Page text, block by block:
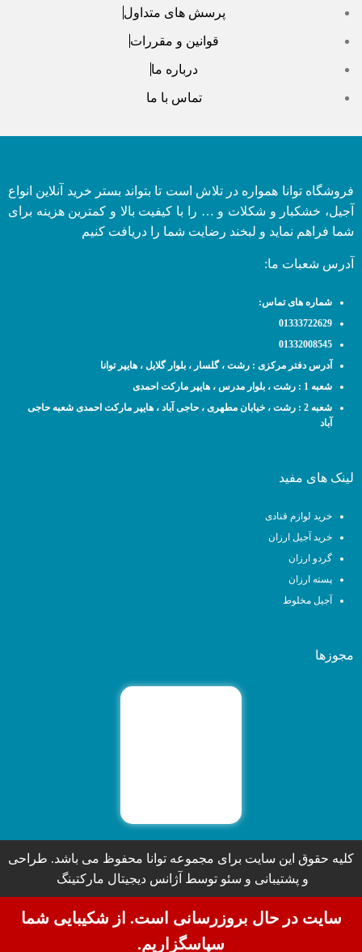
پرسش های متداول
قوانین و مقررات
درباره ما
تماس با ما
فروشگاه توانا همواره در تلاش است تا بتواند بستر خرید آنلاین انواع
آجیل، خشکبار و شکلات و … را با کیفیت بالا و کمترین هزینه برای
شما فراهم نماید و لبخند رضایت شما را دریافت کنیم
آدرس شعبات ما:
شماره های تماس:
01333722629
01332008545
آدرس دفتر مرکزی : رشت ، گلسار ، بلوار گلایل ، هایپر توانا
شعبه 1 : رشت ، بلوار مدرس ، هایپر مارکت احمدی
شعبه 2 : رشت ، خیابان مطهری ، حاجی آباد ، هایپر مارکت احمدی شعبه حاجی
آباد
لینک های مفید
خرید لوازم قنادی
خرید آجیل ارزان
گردو ارزان
پسته ارزان
آجیل مخلوط
مجوزها
کلیه حقوق این سایت برای مجموعه توانا محفوظ می باشد. طراحی
و پشتیبانی و سئو توسط آژانس دیجیتال مارکتینگ
سایت در حال بروزرسانی است. از شکیبایی شما
سپاسگزاریم.